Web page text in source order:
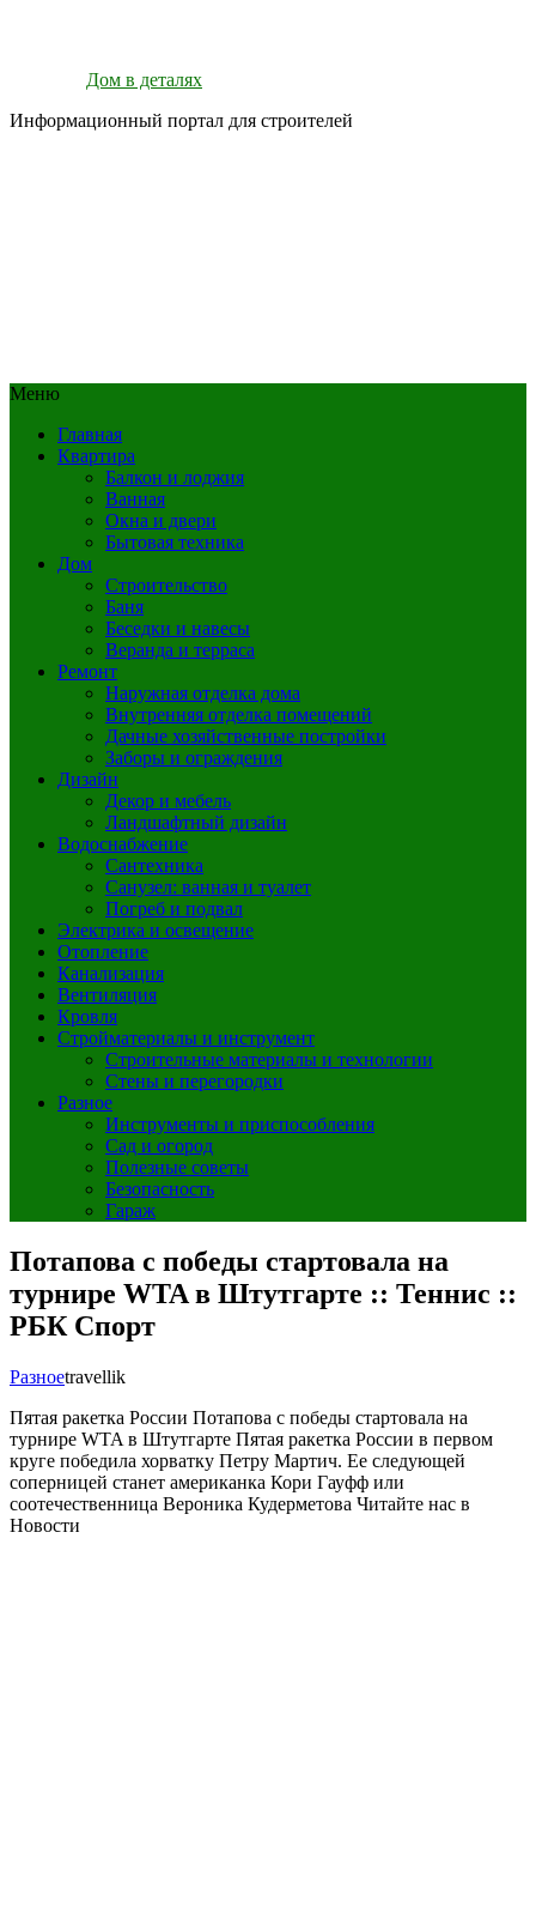
Дом в деталях
Информационный портал для строителей
Меню
Главная
Квартира
Балкон и лоджия
Ванная
Окна и двери
Бытовая техника
Дом
Строительство
Баня
Беседки и навесы
Веранда и терраса
Ремонт
Наружная отделка дома
Внутренняя отделка помещений
Дачные хозяйственные постройки
Заборы и ограждения
Дизайн
Декор и мебель
Ландшафтный дизайн
Водоснабжение
Сантехника
Санузел: ванная и туалет
Погреб и подвал
Электрика и освещение
Отопление
Канализация
Вентиляция
Кровля
Стройматериалы и инструмент
Строительные материалы и технологии
Стены и перегородки
Разное
Инструменты и приспособления
Сад и огород
Полезные советы
Безопасность
Гараж
Потапова с победы стартовала на
турнире WTA в Штутгарте :: Теннис ::
РБК Спорт
Разноеtravellik
Пятая ракетка России Потапова с победы стартовала на
турнире WTA в Штутгарте Пятая ракетка России в первом
круге победила хорватку Петру Мартич. Ее следующей
соперницей станет американка Кори Гауфф или
соотечественница Вероника Кудерметова Читайте нас в
Новости